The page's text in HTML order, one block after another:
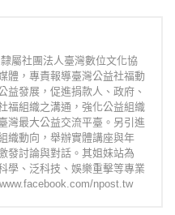
屬社團法人臺灣數位文化協
體，專責報導臺灣公益社福動
益發展，促進捐款人、政府、
福組織之溝通，強化公益組織
灣最大公益交流平臺。另引進
織動向，舉辦實體講座與年
發討論與對話。其姐妹站為
學、泛科技、娛樂重擊等專業
npost.tw